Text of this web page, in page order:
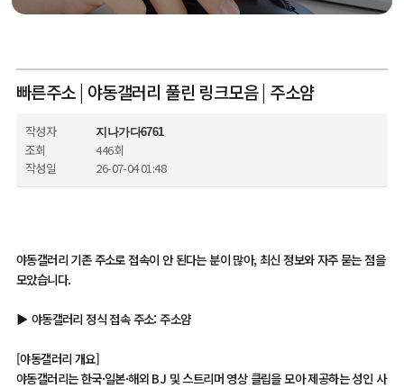
빠른주소 | 야동갤러리 풀린 링크모음 | 주소얌
작성자 지나가다6761
조회
446회
작성일
26-07-04 01:48
야동갤러리 기존 주소로 접속이 안 된다는 분이 많아, 최신 정보와 자주 묻는 점을
모았습니다.
▶ 야동갤러리 정식 접속 주소: 주소얌
[야동갤러리 개요]
야동갤러리는 한국·일본·해외 BJ 및 스트리머 영상 클립을 모아 제공하는 성인 사